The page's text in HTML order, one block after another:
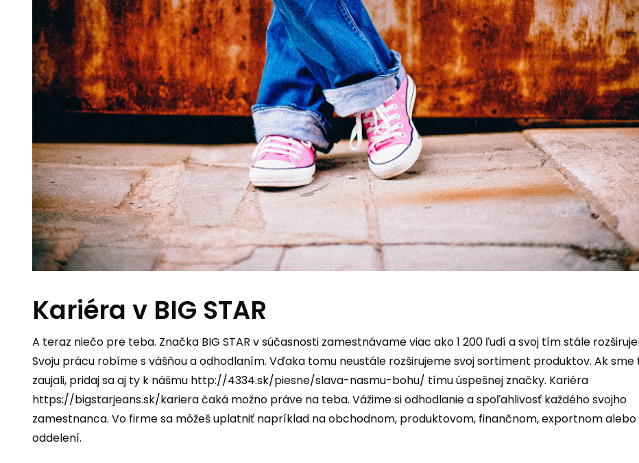
Kariéra v BIG STAR
A teraz niečo pre teba. Značka BIG STAR v súčasnosti zamestnávame viac ako 1 200 ľudí a svoj tím stále
Svoju prácu robíme s vášňou a odhodlaním. Vďaka tomu neustále rozširujeme svoj sortiment produktov. Ak sme
zaujali, pridaj sa aj ty k nášmu http://4334.sk/piesne/slava-nasmu-bohu/ tímu úspešnej značky. Kariéra
https://bigstarjeans.sk/karieračaká možno práve na teba. Vážime si odhodlanie a spoľahlivosť každého svojho
zamestnanca. Vo firme sa môžeš uplatniť napríklad na obchodnom, produktovom, finančnom, exportnom alebo
oddelení.